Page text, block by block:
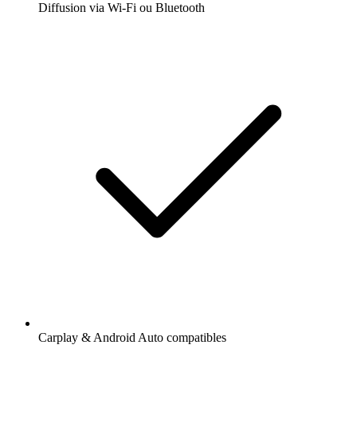
Diffusion via Wi-Fi ou Bluetooth
Carplay & Android Auto compatibles